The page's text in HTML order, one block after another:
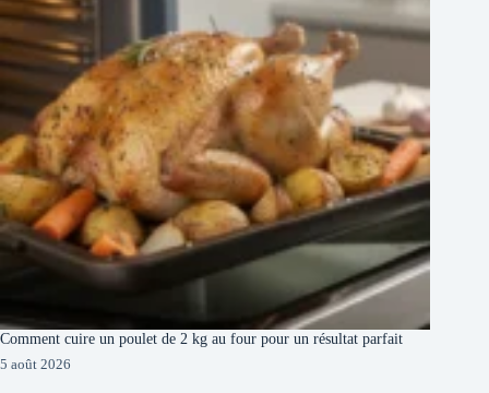
Comment cuire un poulet de 2 kg au four pour un résultat parfait
5 août 2026